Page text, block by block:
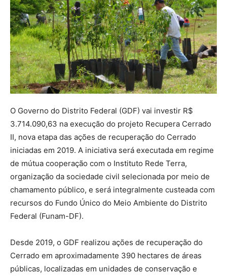
O Governo do Distrito Federal (GDF) vai investir R$
3.714.090,63 na execução do projeto Recupera Cerrado
II, nova etapa das ações de recuperação do Cerrado
iniciadas em 2019. A iniciativa será executada em regime
de mútua cooperação com o Instituto Rede Terra,
organização da sociedade civil selecionada por meio de
chamamento público, e será integralmente custeada com
recursos do Fundo Único do Meio Ambiente do Distrito
Federal (Funam-DF).
Desde 2019, o GDF realizou ações de recuperação do
Cerrado em aproximadamente 390 hectares de áreas
públicas, localizadas em unidades de conservação e